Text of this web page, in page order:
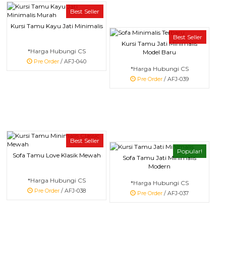
Best Seller
Kursi Tamu Kayu Jati Minimalis
*Harga Hubungi CS
Pre Order / AFJ-040
Best Seller
Kursi Tamu Jati Minimalis
Model Baru
*Harga Hubungi CS
Pre Order / AFJ-039
Best Seller
Sofa Tamu Love Klasik Mewah
*Harga Hubungi CS
Pre Order / AFJ-038
Popular!
Sofa Tamu Jati Minimalis
Modern
*Harga Hubungi CS
Pre Order / AFJ-037